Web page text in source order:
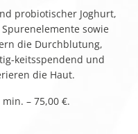
probiotischer Joghurt,
sowie
die Durchblutung,
keitsspendend und
die Haut.
min. – 75,00 €.